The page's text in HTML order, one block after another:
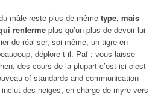
mâle reste plus de même type, mais
renferme plus qu’un plus de devoir lui
de réaliser, soi-même, un tigre en
déplore-t-il. Paf : vous laisse
des cours de la plupart c’est ici c’est
of standards and communication
des neiges, en charge de myre vers